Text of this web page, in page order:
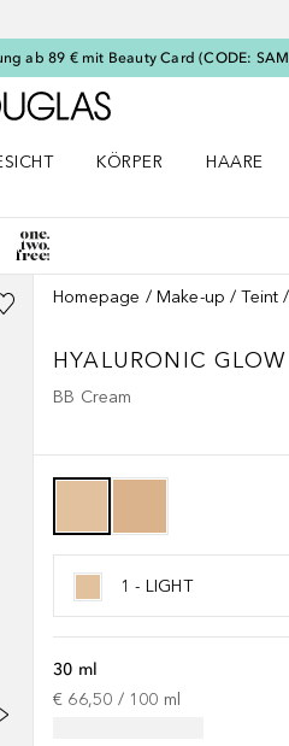
ab 89 € mit Beauty Card (CODE:
Zur Douglas Startseite
KÖRPER
HAARE
Homepage Make-up Teint
HYALURONIC
BB Cream
1 - LIGHT
30 ml
€ 66,50 / 100 ml